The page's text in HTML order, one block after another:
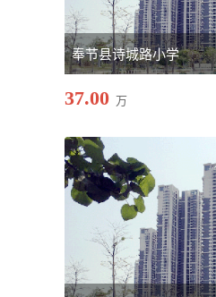
奉节县诗城路小学
37.00 万